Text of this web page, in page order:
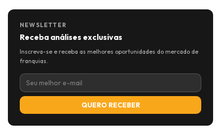
NEWSLETTER
Receba análises exclusivas
Inscreva-se e receba as melhores oportunidades do mercado de
franquias.
QUERO RECEBER